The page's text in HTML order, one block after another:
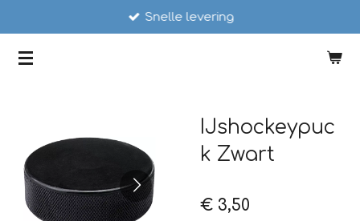
naar
Snelle levering
IJshockeypuc
k Zwart
€ 3,50